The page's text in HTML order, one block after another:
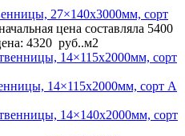
27×140x3000мм, сорт
цена составляла 5400
4320 руб..м2
14×115x2000мм, сорт A